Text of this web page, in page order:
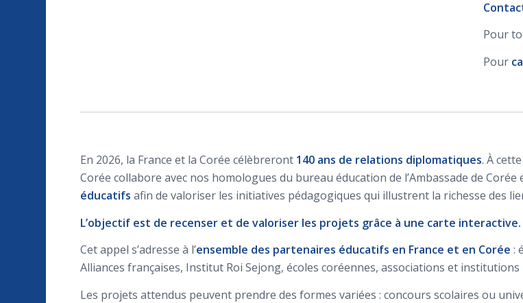
Pour
Pour
En 2026, la France et la Corée célèbreront 140 ans de relations diplomatiques. À
Corée collabore avec nos homologues du bureau éducation de l’Ambassade de
éducatifsafin de valoriser les initiatives pédagogiques qui illustrent la richesse des
L’objectif est de recenser et de valoriser les projets grâce à une carte interactive.
Cet appel s’adresse à l’ensemble des partenaires éducatifs en France et en Corée :
Alliances françaises, Institut Roi Sejong, écoles coréennes, associations et
Les projets attendus peuvent prendre des formes variées : concours scolaires ou